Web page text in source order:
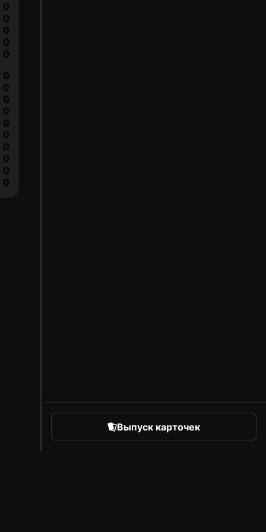
0
0
0
0
0
0
0
0
0
0
0
0
0
0
0
Выпуск карточек